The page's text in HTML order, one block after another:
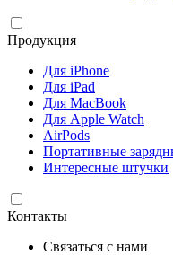
Продукция
Для iPhone
Для iPad
Для MacBook
Для Apple Watch
AirPods
Портативные
Интересные штучки
Контакты
Связаться с нами